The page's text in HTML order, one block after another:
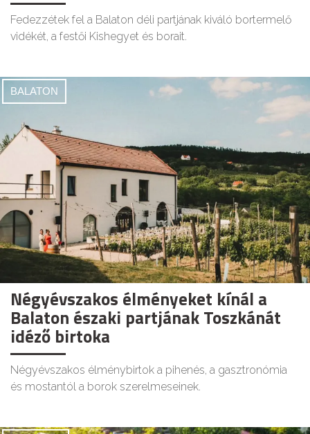
Fedezzétek fel a Balaton déli partjának kiváló bortermelő
vidékét, a festői Kishegyet és borait.
BALATON
Négyévszakos élményeket kínál a
Balaton északi partjának Toszkánát
idéző birtoka
Négyévszakos élménybirtok a pihenés, a gasztronómia
és mostantól a borok szerelmeseinek.